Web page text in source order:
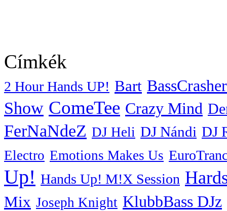
Címkék
2 Hour Hands UP! Bart BassCrasher
Show ComeTee Crazy Mind
FerNaNdeZ DJ Heli DJ Nándi DJ
Electro Emotions Makes Us
Up! Hands Up! M!X Session
Mix Joseph Knight KlubbBass DJz